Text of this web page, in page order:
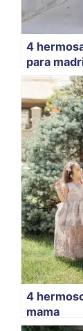
4
para
4
mama